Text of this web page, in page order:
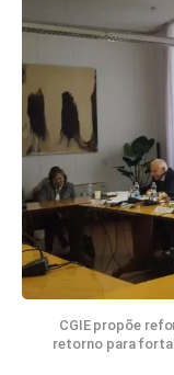
CGIE propõe
retorno para